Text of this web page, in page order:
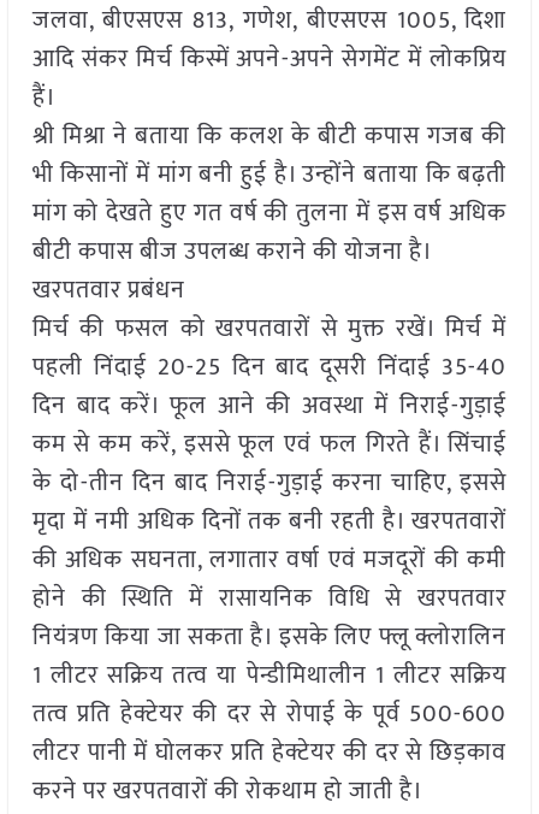
जलवा, बीएसएस 813, गणेश, बीएसएस 1005, दिशा
आदि संकर मिर्च किस्में अपने-अपने सेगमेंट में लोकप्रिय
हैं।
श्री मिश्रा ने बताया कि कलश के बीटी कपास गजब की
भी किसानों में मांग बनी हुई है। उन्होंने बताया कि बढ़ती
मांग को देखते हुए गत वर्ष की तुलना में इस वर्ष अधिक
बीटी कपास बीज उपलब्ध कराने की योजना है।
खरपतवार प्रबंधन
मिर्च की फसल को खरपतवारों से मुक्त रखें। मिर्च में
पहली निंदाई 20-25 दिन बाद दूसरी निंदाई 35-40
दिन बाद करें। फूल आने की अवस्था में निराई-गुड़ाई
कम से कम करें, इससे फूल एवं फल गिरते हैं। सिंचाई
के दो-तीन दिन बाद निराई-गुड़ाई करना चाहिए, इससे
मृदा में नमी अधिक दिनों तक बनी रहती है। खरपतवारों
की अधिक सघनता, लगातार वर्षा एवं मजदूरों की कमी
होने की स्थिति में रासायनिक विधि से खरपतवार
नियंत्रण किया जा सकता है। इसके लिए फ्लू क्लोरालिन
1 लीटर सक्रिय तत्व या पेन्डीमिथालीन 1 लीटर सक्रिय
तत्व प्रति हेक्टेयर की दर से रोपाई के पूर्व 500-600
लीटर पानी में घोलकर प्रति हेक्टेयर की दर से छिड़काव
करने पर खरपतवारों की रोकथाम हो जाती है।